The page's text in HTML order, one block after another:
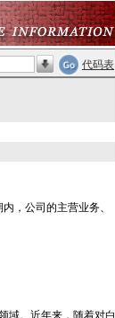
代码表
，公司的主营业务、
域。近年来，随着对白